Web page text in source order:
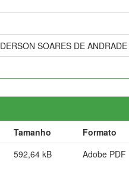
SOARES DE
Tamanho
Formato
592,64 kB Adobe PDF